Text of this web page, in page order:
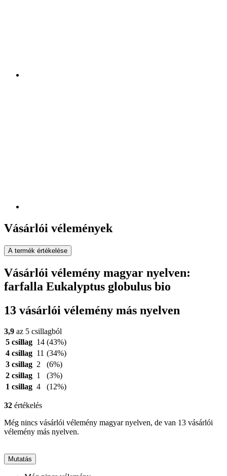
Vásárlói vélemények
A termék értékelése
Vásárlói vélemény magyar nyelven:
farfalla Eukalyptus globulus bio
13 vásárlói vélemény más nyelven
3,9 az 5 csillagból
5 csillag 14 (43%)
4 csillag 11 (34%)
3 csillag 2
(6%)
2 csillag 1
(3%)
1 csillag 4 (12%)
32 értékelés
Még nincs vásárlói vélemény magyar nyelven, de van 13 vásárlói
vélemény más nyelven.
Mutatás